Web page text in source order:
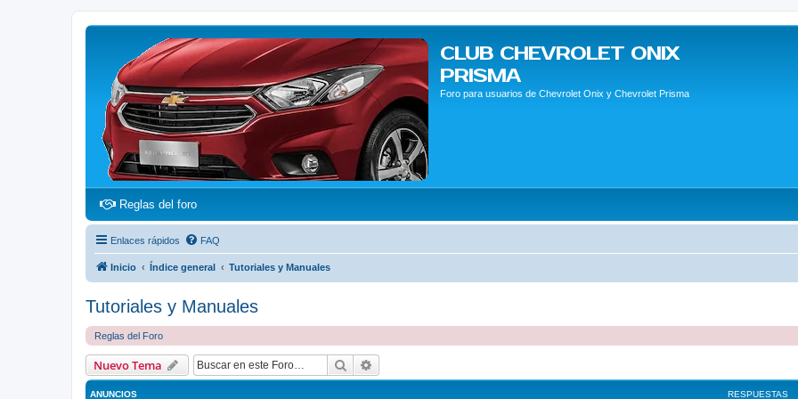
CLUB CHEVROLET ONIX
PRISMA
Foro para usuarios de Chevrolet Onix y Chevrolet Prisma
Reglas del foro(Opens a new tab)
Enlaces rápidos FAQ
Inicio Índice general Tutoriales y Manuales
Tutoriales y Manuales
Reglas del Foro
Nuevo Tema Buscar
ANUNCIOS RESPUESTAS